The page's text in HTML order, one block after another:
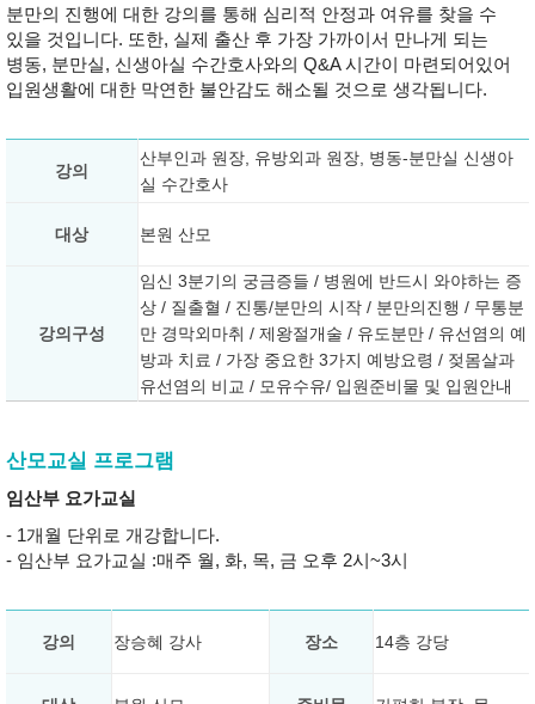
분만의 진행에 대한 강의를 통해 심리적 안정과 여유를 찾을 수
있을 것입니다. 또한, 실제 출산 후 가장 가까이서 만나게 되는
병동, 분만실, 신생아실 수간호사와의 Q&A 시간이 마련되어있어
입원생활에 대한 막연한 불안감도 해소될 것으로 생각됩니다.
강의
산부인과 원장, 유방외과 원장, 병동-분만실 신생아
실 수간호사
대상 본원 산모
강의구성
임신 3분기의 궁금증들 / 병원에 반드시 와야하는 증
상 / 질출혈 / 진통/분만의 시작 / 분만의진행 / 무통분
만 경막외마취 / 제왕절개술 / 유도분만 / 유선염의 예
방과 치료 / 가장 중요한 3가지 예방요령 / 젖몸살과
유선염의 비교 / 모유수유/ 입원준비물 및 입원안내
산모교실 프로그램
임산부 요가교실
- 1개월 단위로 개강합니다.
- 임산부 요가교실 :매주 월, 화, 목, 금 오후 2시~3시
강의 장승혜 강사 장소 14층 강당